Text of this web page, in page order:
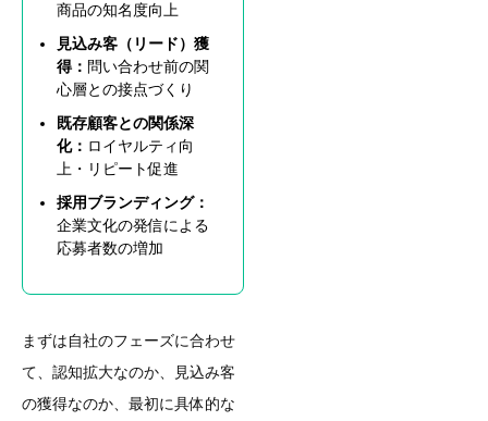
商品の知名度向上
見込み客（リード）獲
得： 問い合わせ前の関
心層との接点づくり
既存顧客との関係深
化： ロイヤルティ向
上・リピート促進
採用ブランディング：
企業文化の発信による
応募者数の増加
まずは自社のフェーズに合わせ
て、認知拡大なのか、見込み客
の獲得なのか、最初に具体的な